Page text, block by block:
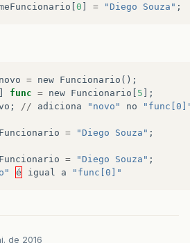
0 = "Diego Souza" ;
novo = new Funcionario ();
func = new Funcionario 5 ];
; // adiciona "novo" no
= "Diego Souza" ;
= "Diego Souza" ;
é igual a "func[0]"
de 2016